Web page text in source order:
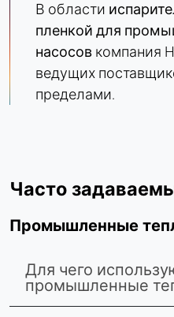
В области
пленкой для
насосов компания
ведущих
пределами.
Часто
Промышленные
Для чего
промышленные